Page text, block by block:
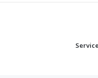
Service